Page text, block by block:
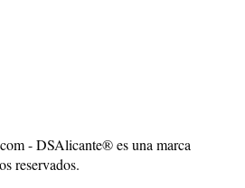
- DSAlicante® es una marca
reservados.